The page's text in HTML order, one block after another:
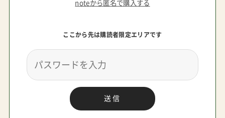
noteから匿名で購入する
ここから先は購読者限定エリアです
送信